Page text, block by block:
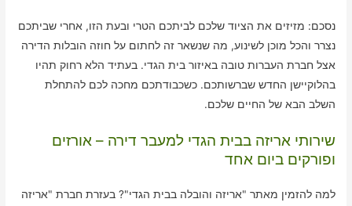
נסכם: מזיזים את הציוד שלכם לביתכם הטרי ובעת הזו, אחרי שביתכם
נצרר והכל מוכן לשינוע, מה שנשאר זה לחתום על חוזה הובלות הדירה
אצל חברת העברות טובה באיזור בית הגדי. בעתיד הלא רחוק תהיו
בהלוקיישן החדש שברשותכם. כשכבודתכם מחכה לכם להתחלת
השלב הבא של החיים שלכם.
שירותי אריזה בבית הגדי למעבר דירה – אורזים
ופורקים ביום אחד
למה להזמין מאתר "אריזה והובלה בבית הגדי"? בעזרת חברת "אריזה